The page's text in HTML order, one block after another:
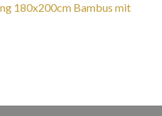
180x200cm Bambus mit